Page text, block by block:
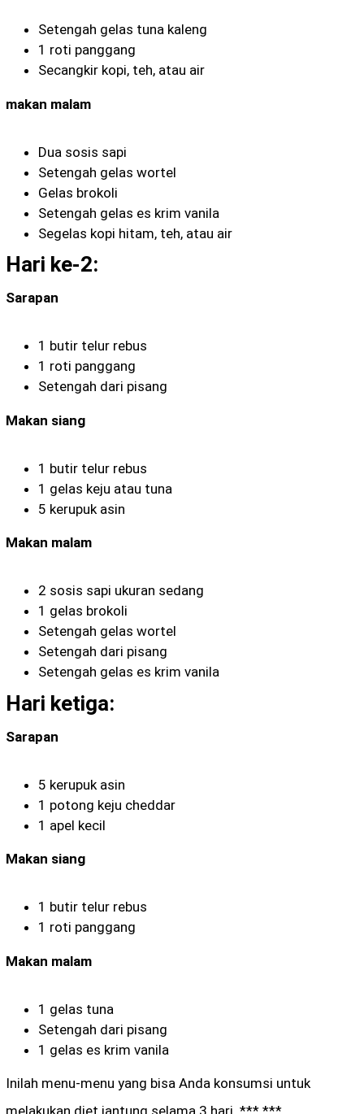
Setengah gelas tuna kaleng
1 roti panggang
Secangkir kopi, teh, atau air
makan malam
Dua sosis sapi
Setengah gelas wortel
Gelas brokoli
Setengah gelas es krim vanila
Segelas kopi hitam, teh, atau air
Hari ke-2:
Sarapan
1 butir telur rebus
1 roti panggang
Setengah dari pisang
Makan siang
1 butir telur rebus
1 gelas keju atau tuna
5 kerupuk asin
Makan malam
2 sosis sapi ukuran sedang
1 gelas brokoli
Setengah gelas wortel
Setengah dari pisang
Setengah gelas es krim vanila
Hari ketiga:
Sarapan
5 kerupuk asin
1 potong keju cheddar
1 apel kecil
Makan siang
1 butir telur rebus
1 roti panggang
Makan malam
1 gelas tuna
Setengah dari pisang
1 gelas es krim vanila
Inilah menu-menu yang bisa Anda konsumsi untuk